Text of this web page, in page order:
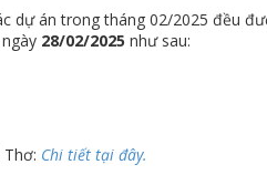
dự án trong tháng 02/2025 đều
28/02/2025 như sau:
Thơ: Chi tiết tại đây.